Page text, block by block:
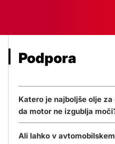
Podpora
Katero je najboljše olje
da motor ne izgublja
Motorna olja za dvotaktne
Ali lahko v